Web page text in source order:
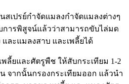
สเปรย์กำจัดแมลงกำจัดแมลงต่างๆ
การพิสูจน์แล้วว่าสามารถขับไล่มด
ละแมลงสาบ และเพลี้ยได้
ลี้ยและศัตรูพืช ให้สับกระเทียม 1-2
จากนั้นกรองกระเทียมออก แล้วนำ